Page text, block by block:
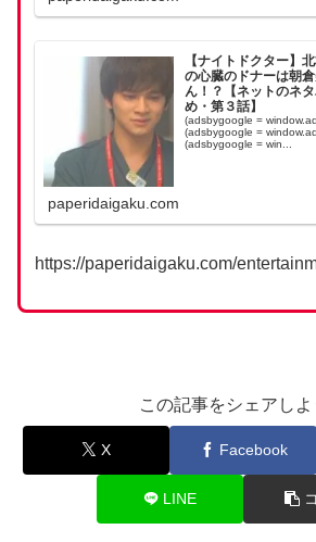
【ナイトドクター】
の心臓のドナーは朝
ん！？【ネットのネ
め・第３話】
(adsbygoogle =
(adsbygoogle =
(adsbygoogle = win...
paperidaigaku.com
https://paperidaigaku.com/
この記事をシェアしよ
X Facebook
LINE